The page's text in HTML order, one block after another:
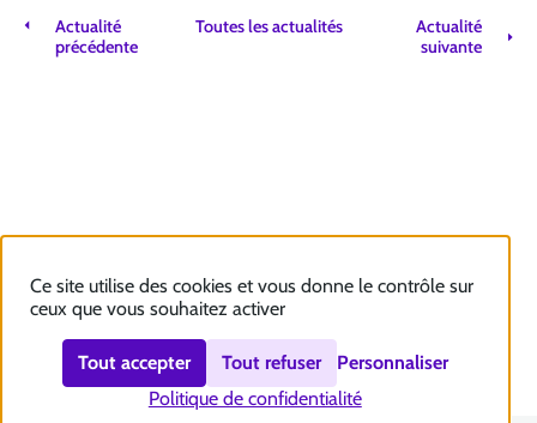
Actualité
précédente
Toutes les actualités
Actualité
suivante
Ce site utilise des cookies et vous donne le contrôle sur
ceux que vous souhaitez activer
Tout accepter Tout refuser
Personnaliser
Politique de confidentialité